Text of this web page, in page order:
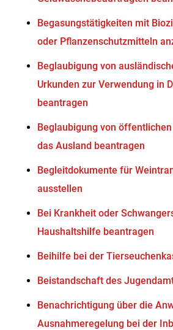
Begasungstätigkeiten mit
oder Pflanzenschutzmitteln
Beglaubigung von
Urkunden zur Verwendung in
beantragen
Beglaubigung von
das Ausland beantragen
Begleitdokumente für
ausstellen
Bei Krankheit oder
Haushaltshilfe beantragen
Beihilfe bei der
Beistandschaft des
Benachrichtigung über die
Ausnahmeregelung bei der